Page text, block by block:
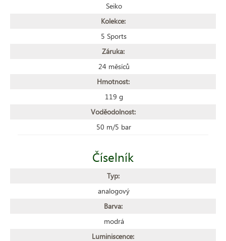
Seiko
Kolekce:
5 Sports
Záruka:
24 měsíců
Hmotnost:
119 g
Voděodolnost:
50 m/5 bar
Číselník
Typ:
analogový
Barva:
modrá
Luminiscence: